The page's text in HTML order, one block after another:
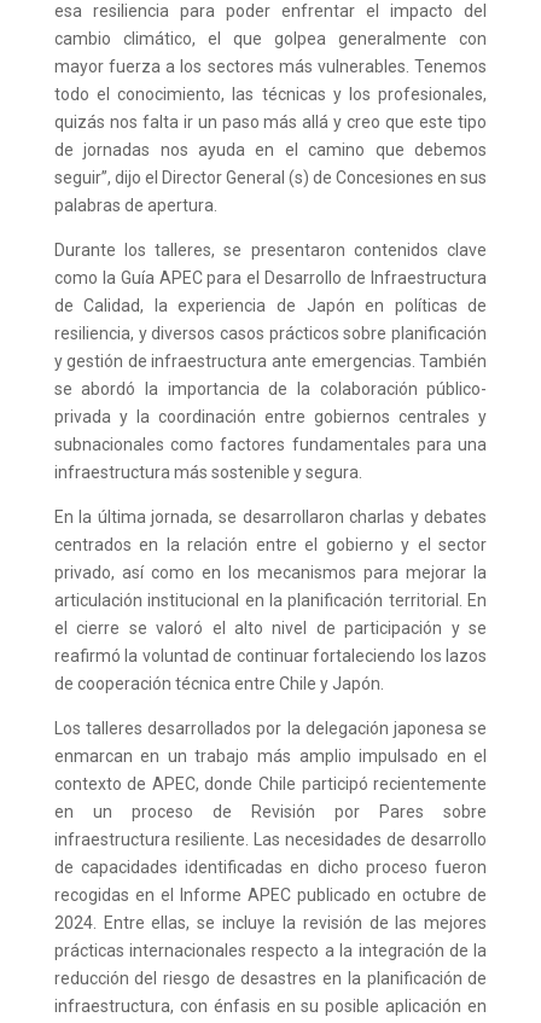
esa resiliencia para poder enfrentar el impacto del
cambio climático, el que golpea generalmente con
mayor fuerza a los sectores más vulnerables. Tenemos
todo el conocimiento, las técnicas y los profesionales,
quizás nos falta ir un paso más allá y creo que este tipo
de jornadas nos ayuda en el camino que debemos
seguir”, dijo el Director General (s) de Concesiones en sus
palabras de apertura.
Durante los talleres, se presentaron contenidos clave
como la Guía APEC para el Desarrollo de Infraestructura
de Calidad, la experiencia de Japón en políticas de
resiliencia, y diversos casos prácticos sobre planificación
y gestión de infraestructura ante emergencias. También
se abordó la importancia de la colaboración público-
privada y la coordinación entre gobiernos centrales y
subnacionales como factores fundamentales para una
infraestructura más sostenible y segura.
En la última jornada, se desarrollaron charlas y debates
centrados en la relación entre el gobierno y el sector
privado, así como en los mecanismos para mejorar la
articulación institucional en la planificación territorial. En
el cierre se valoró el alto nivel de participación y se
reafirmó la voluntad de continuar fortaleciendo los lazos
de cooperación técnica entre Chile y Japón.
Los talleres desarrollados por la delegación japonesa se
enmarcan en un trabajo más amplio impulsado en el
contexto de APEC, donde Chile participó recientemente
en un proceso de Revisión por Pares sobre
infraestructura resiliente. Las necesidades de desarrollo
de capacidades identificadas en dicho proceso fueron
recogidas en el Informe APEC publicado en octubre de
2024. Entre ellas, se incluye la revisión de las mejores
prácticas internacionales respecto a la integración de la
reducción del riesgo de desastres en la planificación de
infraestructura, con énfasis en su posible aplicación en